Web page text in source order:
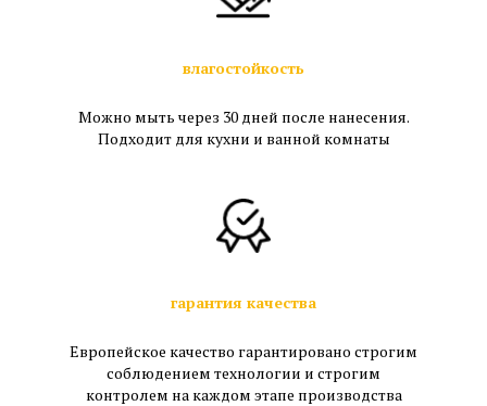
влагостойкость
Можно мыть через 30 дней после нанесения.
Подходит для кухни и ванной комнаты
гарантия качества
Европейское качество гарантировано строгим
соблюдением технологии и строгим
контролем на каждом этапе производства